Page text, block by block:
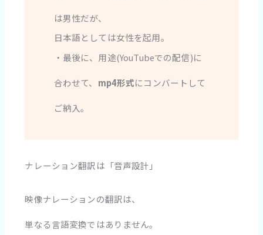
は男性だが、
日本語としては女性を起用。
・最後に、用途(YouTubeでの配信)に
合わせて、 mp4形式にコンバートして
ご納入。
ナレーション翻訳は「音声設計」
映像ナレーションの翻訳は、
単なる言語変換ではありません。